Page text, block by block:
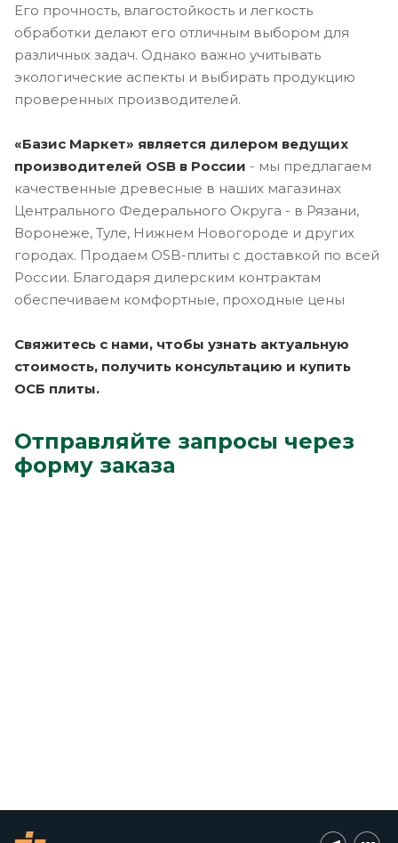
Его прочность, влагостойкость и легкость
обработки делают его отличным выбором для
различных задач. Однако важно учитывать
экологические аспекты и выбирать продукцию
проверенных производителей.
«Базис Маркет» является дилером ведущих
производителей OSB в России - мы предлагаем
качественные древесные в наших магазинах
Центрального Федерального Округа - в Рязани,
Воронеже, Туле, Нижнем Новогороде и других
городах. Продаем OSB-плиты с доставкой по всей
России. Благодаря дилерским контрактам
обеспечиваем комфортные, проходные цены
Свяжитесь с нами, чтобы узнать актуальную
стоимость, получить консультацию и купить
ОСБ плиты.
Отправляйте запросы через
форму заказа